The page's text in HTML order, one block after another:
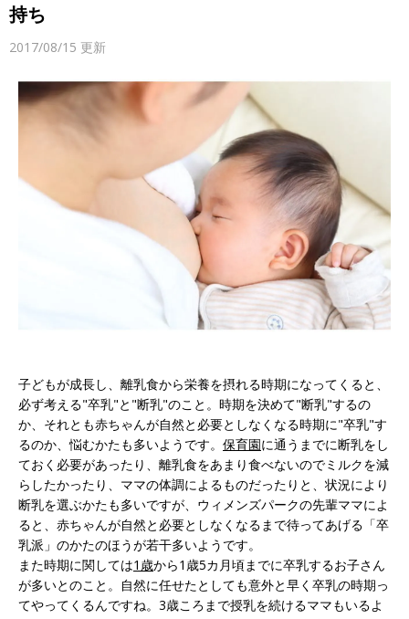
持ち
2017/08/15 更新
子どもが成長し、離乳食から栄養を摂れる時期になってくると、
必ず考える"卒乳"と"断乳"のこと。時期を決めて"断乳"するの
か、それとも赤ちゃんが自然と必要としなくなる時期に"卒乳"す
るのか、悩むかたも多いようです。 保育園に通うまでに断乳をし
ておく必要があったり、離乳食をあまり食べないのでミルクを減
らしたかったり、ママの体調によるものだったりと、状況により
断乳を選ぶかたも多いですが、ウィメンズパークの先輩ママによ
ると、赤ちゃんが自然と必要としなくなるまで待ってあげる「卒
乳派」のかたのほうが若干多いようです。
また時期に関しては1歳から1歳5カ月頃までに卒乳するお子さん
が多いとのこと。自然に任せたとしても意外と早く卒乳の時期っ
てやってくるんですね。3歳ころまで授乳を続けるママもいるよ